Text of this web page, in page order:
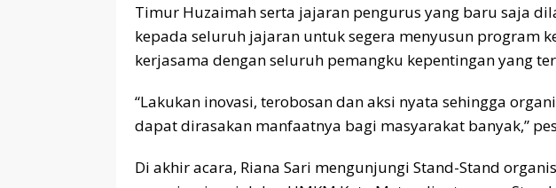
Timur Huzaimah serta jajaran pengurus yang baru saja
kepada seluruh jajaran untuk segera menyusun program
kerjasama dengan seluruh pemangku kepentingan yang
“Lakukan inovasi, terobosan dan aksi nyata sehingga
dapat dirasakan manfaatnya bagi masyarakat banyak,”
Di akhir acara, Riana Sari mengunjungi Stand-Stand